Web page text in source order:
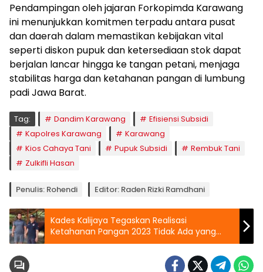
Pendampingan oleh jajaran Forkopimda Karawang
ini menunjukkan komitmen terpadu antara pusat
dan daerah dalam memastikan kebijakan vital
seperti diskon pupuk dan ketersediaan stok dapat
berjalan lancar hingga ke tangan petani, menjaga
stabilitas harga dan ketahanan pangan di lumbung
padi Jawa Barat.
Tag: Dandim Karawang
Efisiensi Subsidi
Kapolres Karawang
Karawang
Kios Cahaya Tani
Pupuk Subsidi
Rembuk Tani
Zulkifli Hasan
Penulis: Rohendi Editor: Raden Rizki Ramdhani
Kades Kalijaya Tegaskan Realisasi
Ketahanan Pangan 2023 Tidak Ada yang
Fiktif